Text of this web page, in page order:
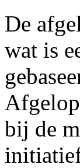
De
wat is
bij de